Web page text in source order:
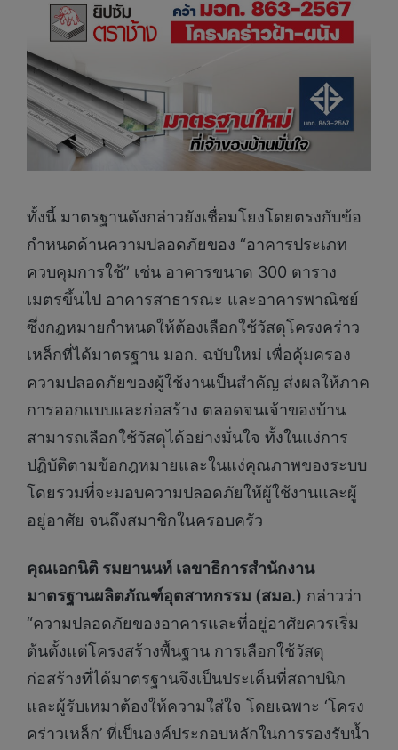
ทั้งนี้ มาตรฐานดังกล่าวยังเชื่อมโยงโดยตรงกับข้อ
กำหนดด้านความปลอดภัยของ “อาคารประเภท
ควบคุมการใช้” เช่น อาคารขนาด 300 ตาราง
เมตรขึ้นไป อาคารสาธารณะ และอาคารพาณิชย์
ซึ่งกฎหมายกำหนดให้ต้องเลือกใช้วัสดุโครงคร่าว
เหล็กที่ได้มาตรฐาน มอก. ฉบับใหม่ เพื่อคุ้มครอง
ความปลอดภัยของผู้ใช้งานเป็นสำคัญ ส่งผลให้ภาค
การออกแบบและก่อสร้าง ตลอดจนเจ้าของบ้าน
สามารถเลือกใช้วัสดุได้อย่างมั่นใจ ทั้งในแง่การ
ปฏิบัติตามข้อกฎหมายและในแง่คุณภาพของระบบ
โดยรวมที่จะมอบความปลอดภัยให้ผู้ใช้งานและผู้
อยู่อาศัย จนถึงสมาชิกในครอบครัว
คุณเอกนิติ รมยานนท์ เลขาธิการสำนักงาน
มาตรฐานผลิตภัณฑ์อุตสาหกรรม (สมอ.) กล่าวว่า
“ความปลอดภัยของอาคารและที่อยู่อาศัยควรเริ่ม
ต้นตั้งแต่โครงสร้างพื้นฐาน การเลือกใช้วัสดุ
ก่อสร้างที่ได้มาตรฐานจึงเป็นประเด็นที่สถาปนิก
และผู้รับเหมาต้องให้ความใส่ใจ โดยเฉพาะ ‘โครง
คร่าวเหล็ก’ ที่เป็นองค์ประกอบหลักในการรองรับน้ำ